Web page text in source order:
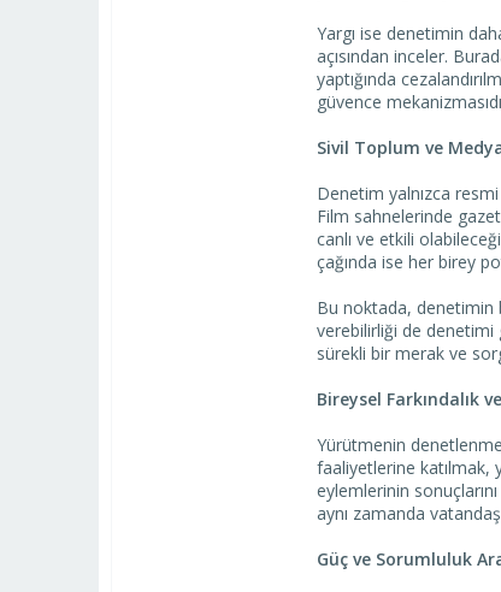
Yargı ise denetimin
açısından inceler.
yaptığında
güvence
Sivil Toplum ve
Denetim yalnızca
Film sahnelerinde
canlı ve etkili
çağında ise her birey
Bu noktada, denetimin
verebilirliği de denetimi
sürekli bir merak ve
Bireysel Farkındalık
Yürütmenin
faaliyetlerine katılmak,
eylemlerinin
aynı zamanda
Güç ve Sorumluluk